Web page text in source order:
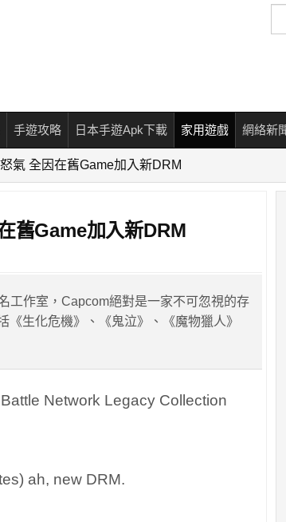
尋
手遊攻略 日本手遊Apk下載 家用遊戲 網絡新
氣 全因在舊Game加入新DRM
舊Game加入新DRM
工作室，Capcom絕對是一家不可忽視的存
《生化危機》、《鬼泣》、《魔物獵人》
Network Legacy Collection
ah, new DRM.